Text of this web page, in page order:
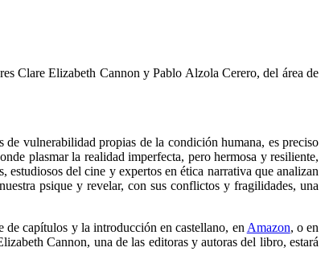
Clare Elizabeth Cannon y Pablo Alzola Cerero, del área de
de vulnerabilidad propias de la condición humana, es preciso
plasmar la realidad imperfecta, pero hermosa y resiliente,
estudiosos del cine y expertos en ética narrativa que analizan
psique y revelar, con sus conflictos y fragilidades, una
de capítulos y la introducción en castellano, en Amazon, o en
Cannon, una de las editoras y autoras del libro, estará